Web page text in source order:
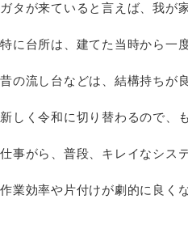
ガタが来ていると言えば、我が
特に台所は、建てた当時から一
昔の流し台などは、結構持ちが
新しく令和に切り替わるので、
仕事がら、普段、キレイなシス
作業効率や片付けが劇的に良く